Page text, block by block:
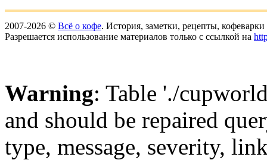
2007-2026 © Всё о кофе. История, заметки, рецепты,
Разрешается использование материалов только с ссылкой на
Warning: Table './
and should be repaired
type, message, severity,